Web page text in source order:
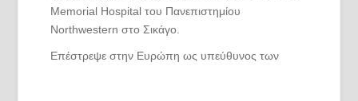
Memorial Hospital του Πανεπιστημίου
Northwestern στο Σικάγο.
Επέστρεψε στην Ευρώπη ως υπεύθυνος των